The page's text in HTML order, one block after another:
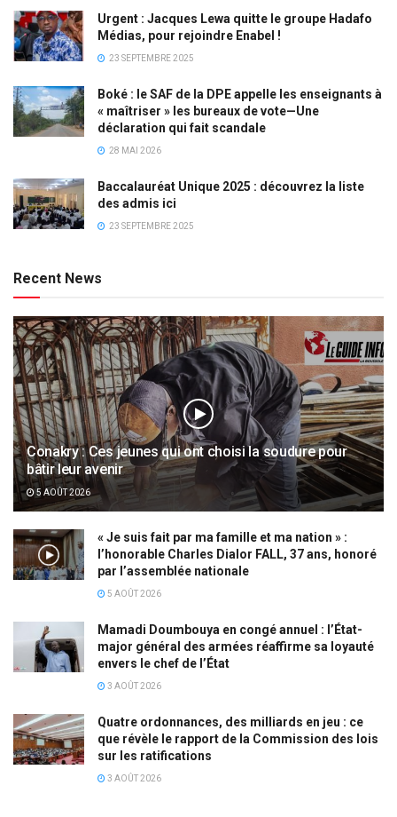
Urgent : Jacques Lewa quitte le groupe Hadafo
Médias, pour rejoindre Enabel !
23 SEPTEMBRE 2025
Boké : le SAF de la DPE appelle les enseignants à
« maîtriser » les bureaux de vote—Une
déclaration qui fait scandale
28 MAI 2026
Baccalauréat Unique 2025 : découvrez la liste
des admis ici
23 SEPTEMBRE 2025
Recent News
Conakry : Ces jeunes qui ont choisi la soudure pour
bâtir leur avenir
5 AOÛT 2026
« Je suis fait par ma famille et ma nation » :
l’honorable Charles Dialor FALL, 37 ans, honoré
par l’assemblée nationale
5 AOÛT 2026
Mamadi Doumbouya en congé annuel : l’État-
major général des armées réaffirme sa loyauté
envers le chef de l’État
3 AOÛT 2026
Quatre ordonnances, des milliards en jeu : ce
que révèle le rapport de la Commission des lois
sur les ratifications
3 AOÛT 2026